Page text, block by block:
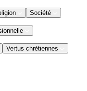
Société
Vertus chrétiennes